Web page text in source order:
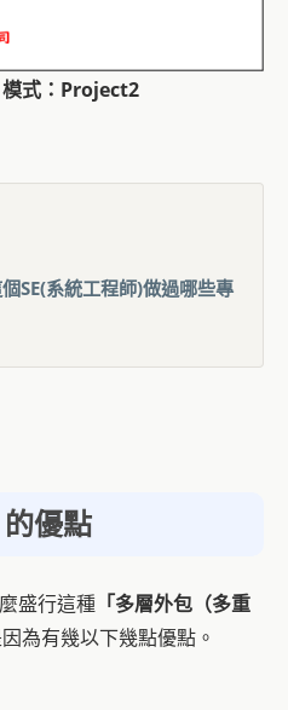
式：Project2
SE(系統工程師)做過哪些專
的優點
盛行這種 「多層外包（多重
為有幾以下幾點優點。